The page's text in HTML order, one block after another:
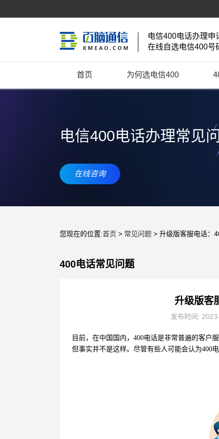
电信400电话办理申
在线自选电信400号
首页 为何选电信400
电信400电话办理常见
在线咨询
您现在的位置:首页 > 常见问题 > 升级版客服电话：
400电话常见问题
升级版客
发布时间:
目前，在中国国内，400电话是非常普遍的客户
但事实并不是这样。尽管有些人可能会认为400